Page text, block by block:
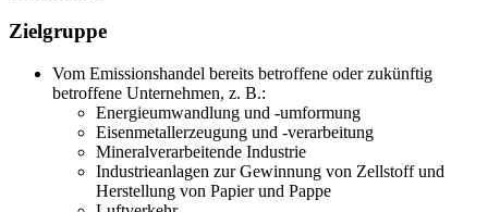
Zielgruppe
Vom Emissionshandel bereits betroffene oder zukünftig
betroffene Unternehmen, z. B.:
Energieumwandlung und -umformung
Eisenmetallerzeugung und -verarbeitung
Mineralverarbeitende Industrie
Industrieanlagen zur Gewinnung von Zellstoff und
Herstellung von Papier und Pappe